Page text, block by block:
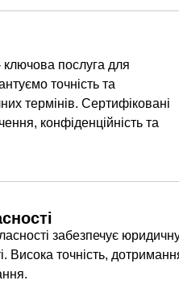
послуга для
точність та
термінів. Сертифіковані
конфіденційність та
забезпечує
Висока точність,